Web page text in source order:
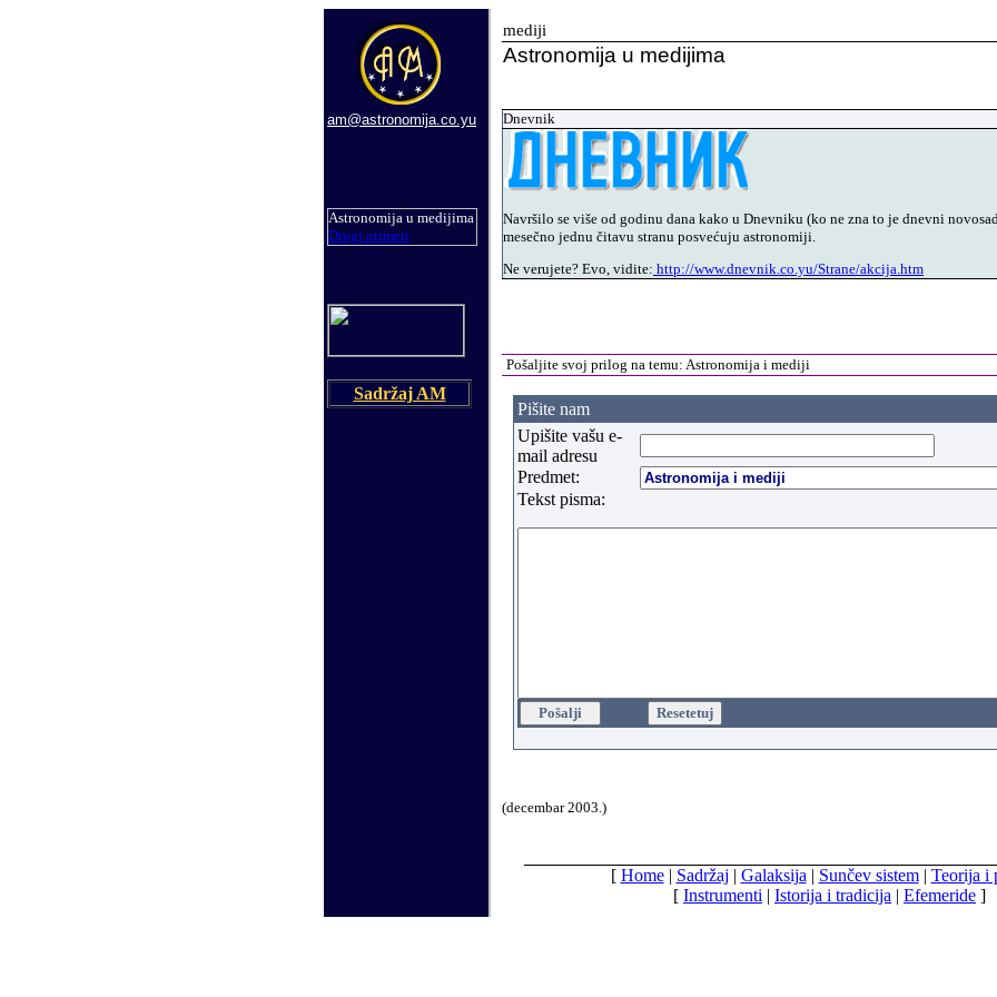
am@astronomija.co.yu
Astronomija u medijima
Drugi primeri
Sadržaj AM
mediji
Astronomija u medijima
Dnevnik
Navršilo se više od godinu dana kako u Dnevniku (ko ne zna to je dnevni
mesečno jednu čitavu stranu posvećuju astronomiji.
Ne verujete? Evo, vidite: http://www.dnevnik.co.yu/Strane/akcija.htm
Pošaljite svoj prilog na temu: Astronomija i mediji
Pišite nam
Upišite vašu e-
mail adresu
Predmet:
Tekst pisma:
(decembar 2003.)
[ Home| Sadržaj | Galaksija | Sunčev sistem| Teorija i
[ Instrumenti | Istorija i tradicija | Efemeride ]